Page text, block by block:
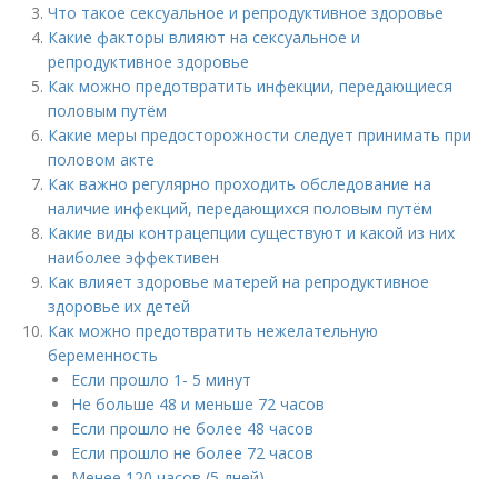
Что такое сексуальное и репродуктивное здоровье
Какие факторы влияют на сексуальное и
репродуктивное здоровье
Как можно предотвратить инфекции, передающиеся
половым путём
Какие меры предосторожности следует принимать при
половом акте
Как важно регулярно проходить обследование на
наличие инфекций, передающихся половым путём
Какие виды контрацепции существуют и какой из них
наиболее эффективен
Как влияет здоровье матерей на репродуктивное
здоровье их детей
Как можно предотвратить нежелательную
беременность
Если прошло 1- 5 минут
Не больше 48 и меньше 72 часов
Если прошло не более 48 часов
Если прошло не более 72 часов